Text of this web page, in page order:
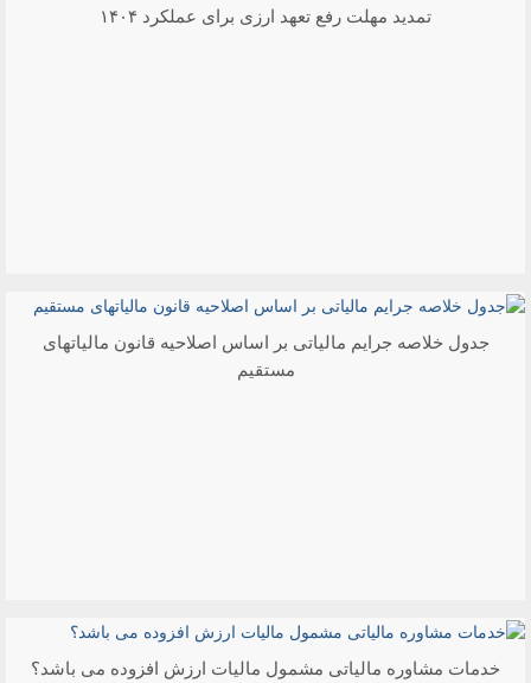
تمدید مهلت رفع تعهد ارزی برای عملکرد ۱۴۰۴
جدول خلاصه جرایم مالیاتی بر اساس اصلاحیه قانون مالیاتهای
مستقیم
خدمات مشاوره مالیاتی مشمول مالیات ارزش افزوده می باشد؟